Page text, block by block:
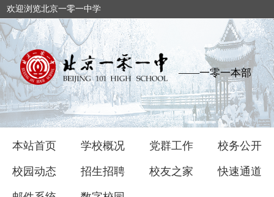
欢迎浏览北京一零一中学
——一零一本部
本站首页 学校概况 党群工作 校务公开
校园动态 招生招聘 校友之家 快速通道